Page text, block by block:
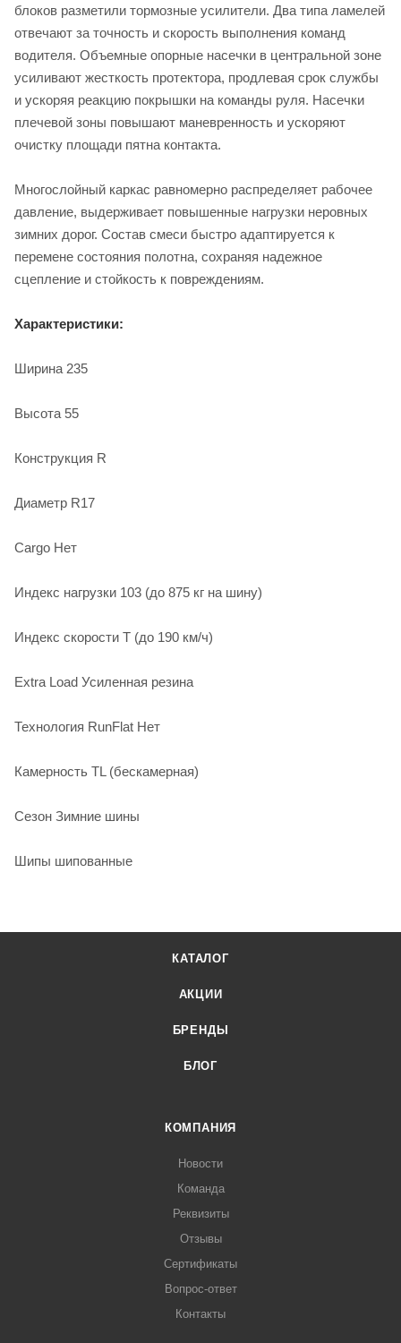
блоков разметили тормозные усилители. Два типа ламелей
отвечают за точность и скорость выполнения команд
водителя. Объемные опорные насечки в центральной зоне
усиливают жесткость протектора, продлевая срок службы
и ускоряя реакцию покрышки на команды руля. Насечки
плечевой зоны повышают маневренность и ускоряют
очистку площади пятна контакта.
Многослойный каркас равномерно распределяет рабочее
давление, выдерживает повышенные нагрузки неровных
зимних дорог. Состав смеси быстро адаптируется к
перемене состояния полотна, сохраняя надежное
сцепление и стойкость к повреждениям.
Характеристики:
Ширина 235
Высота 55
Конструкция R
Диаметр R17
Cargo Нет
Индекс нагрузки 103 (до 875 кг на шину)
Индекс скорости T (до 190 км/ч)
Extra Load Усиленная резина
Технология RunFlat Нет
Камерность TL (бескамерная)
Сезон Зимние шины
Шипы шипованные
КАТАЛОГ
АКЦИИ
БРЕНДЫ
БЛОГ
КОМПАНИЯ
Новости
Команда
Реквизиты
Отзывы
Сертификаты
Вопрос-ответ
Контакты